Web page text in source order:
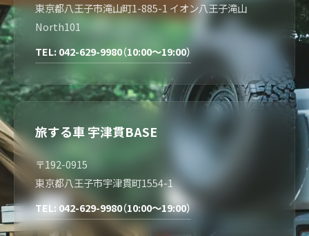
東京都八王子市滝山町1-885-1 イオン八王子滝山
North101
TEL: 042-629-9980（10:00～19:00）
旅する車 宇津貫BASE
〒192-0915
東京都八王子市宇津貫町1554-1
TEL: 042-629-9980（10:00～19:00）